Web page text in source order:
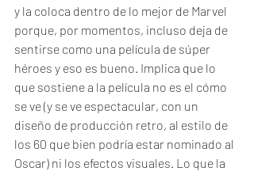
y la coloca dentro de lo mejor de Marvel
porque, por momentos, incluso deja de
sentirse como una película de súper
héroes y eso es bueno. Implica que lo
que sostiene a la película no es el cómo
se ve (y se ve espectacular, con un
diseño de producción retro, al estilo de
los 60 que bien podría estar nominado al
Oscar) ni los efectos visuales. Lo que la